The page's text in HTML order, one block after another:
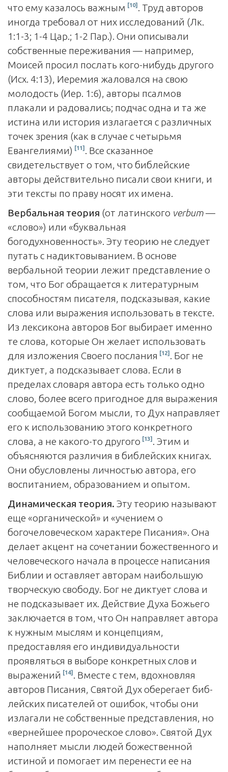
что ему казалось важным [10] . Труд авторов
иногда требовал от них исследований (Лк.
1:1-3; 1-4 Цар.; 1-2 Пар.). Они описывали
собственные переживания — например,
Моисей просил послать кого-нибудь другого
(Исх. 4:13), Иеремия жаловался на свою
молодость (Иер. 1:6), авторы псалмов
плакали и радовались; подчас одна и та же
истина или история излагается с различных
точек зрения (как в случае с четырьмя
Евангелиями) [11] . Все сказанное
свидетельствует о том, что библейские
авторы действительно писали свои книги, и
эти тексты по праву носят их имена.
Вербальная теория (от латинского verbum—
«слово») или «буквальная
богодухновенность». Эту теорию не следует
путать с надик­товыванием. В основе
вербальной теории лежит представление о
том, что Бог обращается к литературным
способностям писателя, подсказывая, какие
слова или выражения использовать в тексте.
Из лексикона авторов Бог выбирает именно
те слова, которые Он желает использовать
для изложения Своего послания [12] . Бог не
диктует, а подсказывает слова. Если в
пределах словаря автора есть только одно
слово, более всего пригодное для выражения
сообщаемой Богом мысли, то Дух направляет
его к использованию этого конкретного
слова, а не какого-то другого [13] . Этим и
объясняются различия в библейских книгах.
Они обусловлены личностью автора, его
воспитанием, образованием и опытом.
Динамическая теория. Эту теорию называют
еще «органической» и «учением о
богочеловеческом характере Писания». Она
делает акцент на сочетании божественного и
человеческого начала в процессе написания
Библии и оставляет авторам наибольшую
творческую свободу. Бог не диктует слова и
не подсказывает их. Действие Духа Божьего
заключается в том, что Он направляет автора
к нужным мыслям и концепциям,
предоставляя его индивидуальности
проявляться в выборе конкретных слов и
выражений [14] . Вместе с тем, вдохновляя
авторов Писания, Святой Дух оберегает биб­
лейских писателей от ошибок, чтобы они
излагали не собственные представления, но
«вернейшее пророческое слово». Святой Дух
наполняет мысли людей божественной
истиной и помогает им перенести ее на